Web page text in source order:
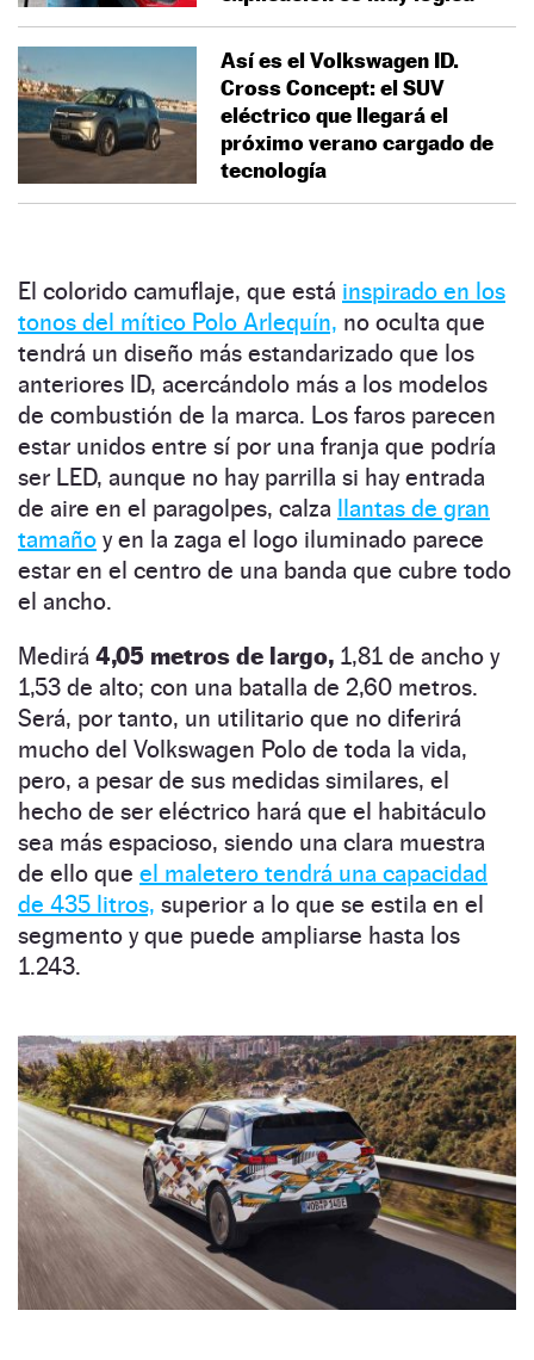
Así es el Volkswagen ID.
Cross Concept: el SUV
eléctrico que llegará el
próximo verano cargado de
tecnología
El colorido camuflaje, que está inspirado en los
tonos del mítico Polo Arlequín, no oculta que
tendrá un diseño más estandarizado que los
anteriores ID, acercándolo más a los modelos
de combustión de la marca. Los faros parecen
estar unidos entre sí por una franja que podría
ser LED, aunque no hay parrilla si hay entrada
de aire en el paragolpes, calza llantas de gran
tamaño y en la zaga el logo iluminado parece
estar en el centro de una banda que cubre todo
el ancho.
Medirá 4,05 metros de largo, 1,81 de ancho y
1,53 de alto; con una batalla de 2,60 metros.
Será, por tanto, un utilitario que no diferirá
mucho del Volkswagen Polo de toda la vida,
pero, a pesar de sus medidas similares, el
hecho de ser eléctrico hará que el habitáculo
sea más espacioso, siendo una clara muestra
de ello que el maletero tendrá una capacidad
de 435 litros, superior a lo que se estila en el
segmento y que puede ampliarse hasta los
1.243.